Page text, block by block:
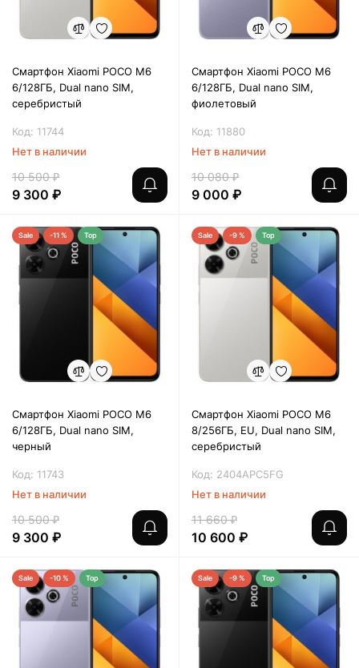
Смартфон Xiaomi POCO M6
6/128ГБ, Dual nano SIM,
серебристый
Код: 11744
Нет в наличии
10 500 ₽
9 300 ₽
Смартфон Xiaomi POCO M6
6/128ГБ, Dual nano SIM,
фиолетовый
Код: 11880
Нет в наличии
10 080 ₽
9 000 ₽
Sale -11 % Top
Смартфон Xiaomi POCO M6
6/128ГБ, Dual nano SIM,
черный
Код: 11743
Нет в наличии
10 500 ₽
9 300 ₽
Sale -9 % Top
Смартфон Xiaomi POCO M6
8/256ГБ, EU, Dual nano SIM,
серебристый
Код: 2404APC5FG
Нет в наличии
11 660 ₽
10 600 ₽
Sale -10 % Top Sale -9 % Top